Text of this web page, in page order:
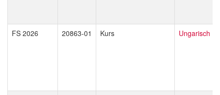
FS 2026 20863-01 Kurs Ungarisch I